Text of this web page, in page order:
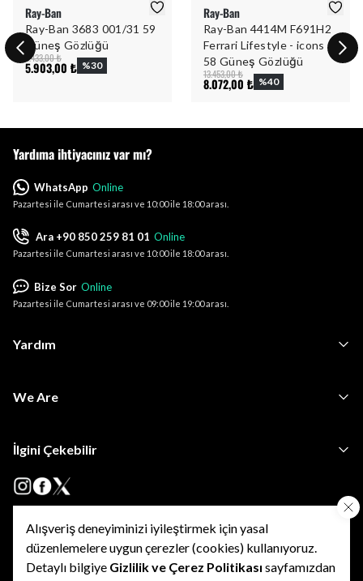
Alışveriş deneyiminizi iyileştirmek için yasal
düzenlemelere uygun çerezler (cookies) kullanıyoruz.
Detaylı bilgiye Gizlilik ve Çerez Politikası sayfamızdan
Ray-Ban
Ray-Ban 3683 001/31 59
Güneş Gözlüğü
8.433,00 ₺
5.903,00 ₺ %30
Ray-Ban
Ray-Ban 4414M F691H2
Ferrari Lifestyle - icons
58 Güneş Gözlüğü
13.453,00 ₺
8.072,00 ₺ %40
Yardım
We Are
İlgini Çekebilir
Yardıma ihtiyacınız var mı?
WhatsApp Online
Pazartesi ile Cumartesi arası ve 10:00 ile 18:00 arası.
Ara +90 850 259 81 01 Online
Pazartesi ile Cumartesi arası ve 10:00 ile 18:00 arası.
Bize Sor Online
Pazartesi ile Cumartesi arası ve 09:00 ile 19:00 arası.
Kişisel Verilerin Korunması • KVKK Başvuru ve Bilgi Talep Formu
Kişisel Verilerin İşlenmesine Yönelik Açık Rıza Onay Metni •
Özel Nitelikli KVKK • Kullanım Şartları • Gizlilik Politikası •
Çerez Politikası • İptal ve İade Şartları